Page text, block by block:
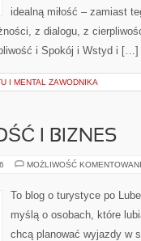
idealną miłość – zamiast
z dialogu, z
i Spokój i Wstyd i […]
I MENTAL ZAWODNIKA
I BIZNES
MOŻLIWOŚĆ
To blog o turystyce po
myślą o osobach, które
chcą planować wyjazdy w